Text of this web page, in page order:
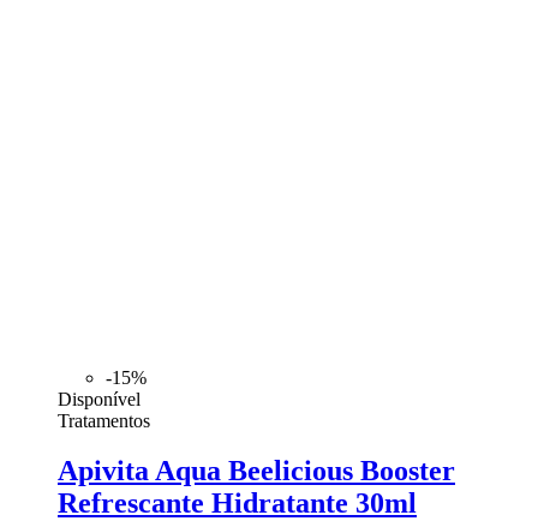
-15%
Disponível
Tratamentos
Apivita Aqua Beelicious Booster
Refrescante Hidratante 30ml